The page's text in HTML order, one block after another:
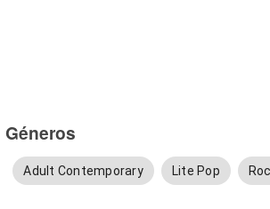
Géneros
Adult Contemporary Lite Pop